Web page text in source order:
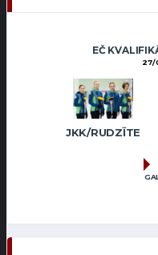
EČ
27/
JKK/RUDZĪTE